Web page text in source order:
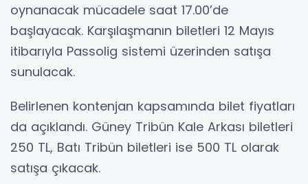
oynanacak mücadele saat 17.00’de
başlayacak. Karşılaşmanın biletleri 12 Mayıs
itibarıyla Passolig sistemi üzerinden satışa
sunulacak.
Belirlenen kontenjan kapsamında bilet fiyatları
da açıklandı. Güney Tribün Kale Arkası biletleri
250 TL, Batı Tribün biletleri ise 500 TL olarak
satışa çıkacak.